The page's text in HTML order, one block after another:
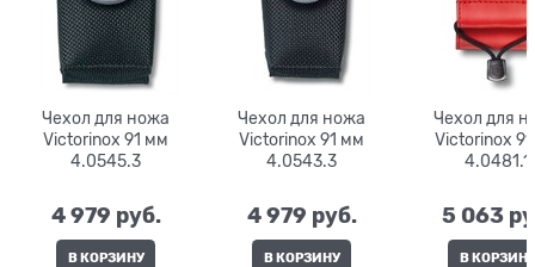
Чехол для ножа
Victorinox 91 мм
4.0545.3
4 979 руб.
В КОРЗИНУ
Чехол для ножа
Victorinox 91 мм
4.0543.3
4 979 руб.
В КОРЗИНУ
Чехол для
Victorinox 91 мм
4.0481.1
5 063
В КОРЗИНУ